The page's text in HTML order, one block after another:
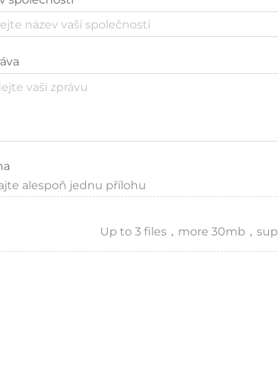
alespoň jednu přílohu
Up to 3 files，more 30mb，